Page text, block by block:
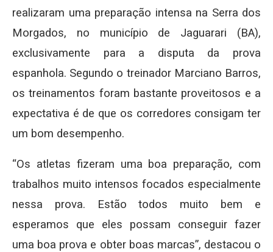
realizaram uma preparação intensa na Serra dos
Morgados, no município de Jaguarari (BA),
exclusivamente para a disputa da prova
espanhola. Segundo o treinador Marciano Barros,
os treinamentos foram bastante proveitosos e a
expectativa é de que os corredores consigam ter
um bom desempenho.
“Os atletas fizeram uma boa preparação, com
trabalhos muito intensos focados especialmente
nessa prova. Estão todos muito bem e
esperamos que eles possam conseguir fazer
uma boa prova e obter boas marcas”, destacou o